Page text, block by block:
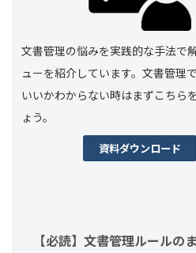
文書管理の悩みを実践的な手法で
ューを紹介しています。文書管理
いいかわからない時はまずこちら
ょう。
資料ダウンロード
【必読】文書管理ルールの